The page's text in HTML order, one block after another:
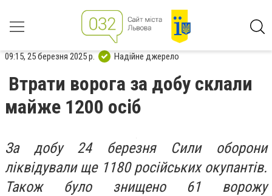
09:15, 25 березня 2025 р. Надійне джерело
Втрати ворога за добу склали
майже 1200 осіб
За добу 24 березня Сили оборони
ліквідували ще 1180 російських окупантів.
Також було знищено 61 ворожу